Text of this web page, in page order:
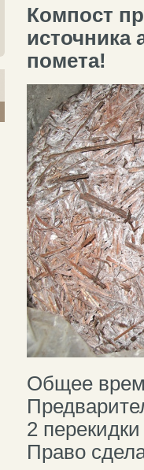
Компост
источника
помета!
Общее
2
Право